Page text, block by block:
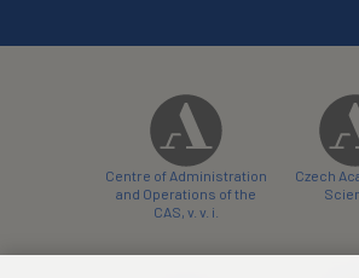
Centre of Administration
and Operations of the
CAS, v. v. i.
Czech